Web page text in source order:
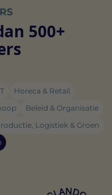
500+
Horeca & Retail
Beleid & Organisatie
Logistiek & Groen